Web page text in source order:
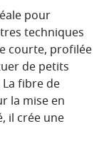
pour
techniques
courte, profilée
de petits
fibre de
la mise en
il crée une